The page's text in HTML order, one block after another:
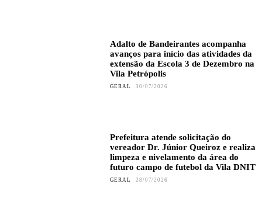
Adalto de Bandeirantes acompanha
avanços para início das atividades da
extensão da Escola 3 de Dezembro na
Vila Petrópolis
GERAL 30/07/2026
Prefeitura atende solicitação do
vereador Dr. Júnior Queiroz e realiza
limpeza e nivelamento da área do
futuro campo de futebol da Vila DNIT
GERAL 28/07/2026